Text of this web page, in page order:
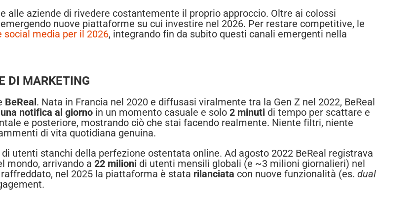
alle aziende di rivedere costantemente il proprio approccio. Oltre ai colossi
nuove piattaforme su cui investire nel 2026. Per restare competitive, le
social media per il 2026, integrando fin da subito questi canali emergenti nella
DI MARKETING
BeReal. Nata in Francia nel 2020 e diffusasi viralmente tra la Gen Z nel 2022, BeReal
una notifica al giorno in un momento casuale e solo 2 minuti di tempo per scattare e
e posteriore, mostrando ciò che stai facendo realmente. Niente filtri, niente
di vita quotidiana genuina.
utenti stanchi della perfezione ostentata online. Ad agosto 2022 BeReal registrava
mondo, arrivando a 22 milioni di utenti mensili globali (e ~3 milioni giornalieri) nel
raffreddato, nel 2025 la piattaforma è stata rilanciata con nuove funzionalità (es. dual